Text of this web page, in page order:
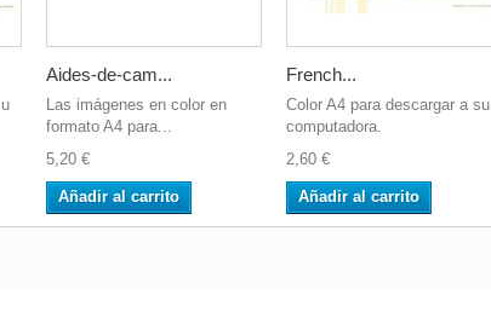
Aides-de-cam...
Las imágenes en color en
formato A4 para...
5,20 €
Añadir al carrito
French...
Color A4 para descargar a su
computadora.
2,60 €
Añadir al carrito